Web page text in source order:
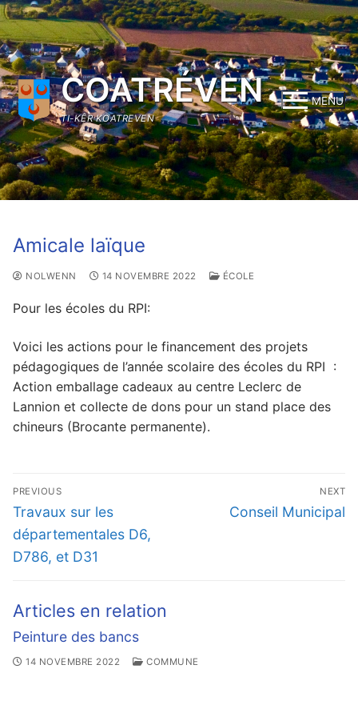
Aller
au
contenu
COATRÉVEN
TI-KÊR KOATREVEN
MENU
Amicale laïque
NOLWENN 14 NOVEMBRE 2022 ÉCOLE
Pour les écoles du RPI:
Voici les actions pour le financement des projets
pédagogiques de l’année scolaire des écoles du RPI :
Action emballage cadeaux au centre Leclerc de
Lannion et collecte de dons pour un stand place des
chineurs (Brocante permanente).
Navigation
de
l’article
PREVIOUS
Previous
post:
Travaux sur les
départementales D6,
D786, et D31
NEXT
Next
Conseil Municipal
Articles en relation
Peinture des bancs
14 NOVEMBRE 2022 COMMUNE